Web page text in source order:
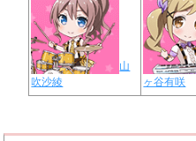
山
吹沙綾
ヶ谷有咲